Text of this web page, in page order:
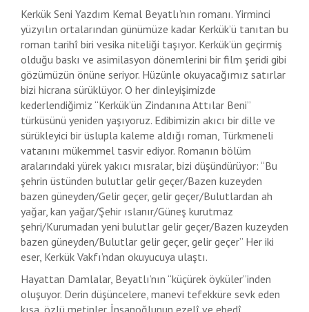
Kerkük Seni Yazdım Kemal Beyatlı’nın romanı. Yirminci
yüzyılın ortalarından günümüze kadar Kerkük’ü tanıtan bu
roman tarihî biri vesika niteliği taşıyor. Kerkük’ün geçirmiş
olduğu baskı ve asimilasyon dönemlerini bir film şeridi gibi
gözümüzün önüne seriyor. Hüzünle okuyacağımız satırlar
bizi hicrana sürüklüyor. O her dinleyişimizde
kederlendiğimiz “Kerkük’ün Zindanına Attılar Beni”
türküsünü yeniden yaşıyoruz. Edibimizin akıcı bir dille ve
sürükleyici bir üslupla kaleme aldığı roman, Türkmeneli
vatanını mükemmel tasvir ediyor. Romanın bölüm
aralarındaki yürek yakıcı mısralar, bizi düşündürüyor: “Bu
şehrin üstünden bulutlar gelir geçer/Bazen kuzeyden
bazen güneyden/Gelir geçer, gelir geçer/Bulutlardan ah
yağar, kan yağar/Şehir ıslanır/Güneş kurutmaz
şehri/Kurumadan yeni bulutlar gelir geçer/Bazen kuzeyden
bazen güneyden/Bulutlar gelir geçer, gelir geçer” Her iki
eser, Kerkük Vakfı’ndan okuyucuya ulaştı.
Hayattan Damlalar, Beyatlı’nın “küçürek öyküler”inden
oluşuyor. Derin düşüncelere, manevi tefekküre sevk eden